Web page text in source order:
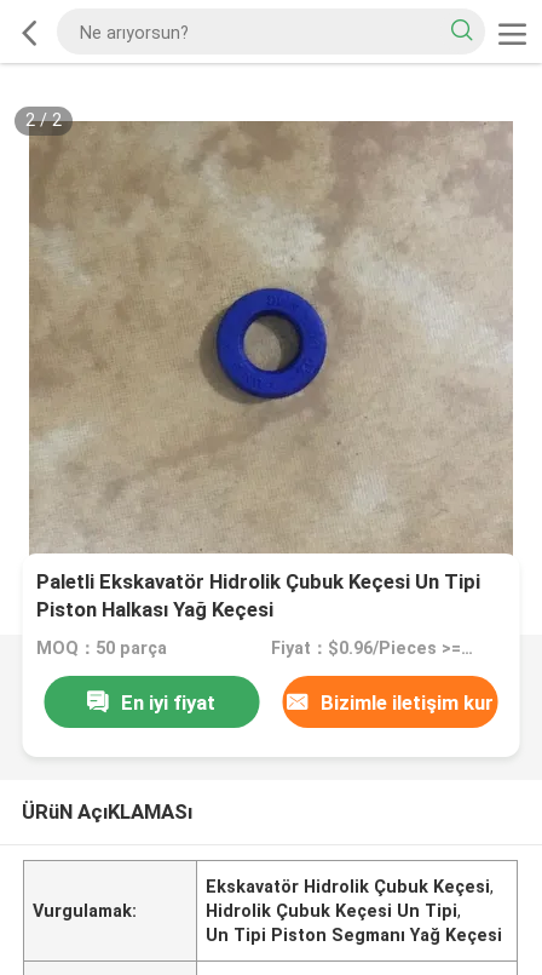
2/2
Paletli Ekskavatör Hidrolik Çubuk Keçesi Un Tipi
Piston Halkası Yağ Keçesi
MOQ：50 parça Fiyat：$0.96/Pieces >=50 Pieces
En iyi fiyat Bizimle iletişim kur
ÜRüN AçıKLAMASı
Vurgulamak:
Ekskavatör Hidrolik Çubuk Keçesi,
Hidrolik Çubuk Keçesi Un Tipi,
Un Tipi Piston Segmanı Yağ Keçesi